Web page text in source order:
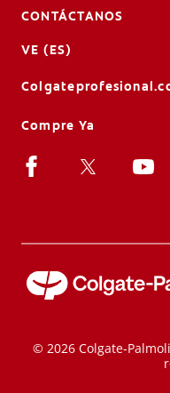
CONTÁCTANOS
VE (ES)
Compre Ya
© 2026 Colgate-